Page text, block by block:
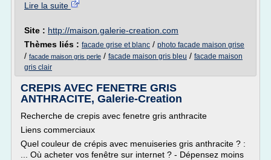
Lire la suite
Site : http://maison.galerie-creation.com
Thèmes liés : facade grise et blanc / photo facade maison grise
/ facade maison gris perle / facade maison gris bleu / facade maison
gris clair
CREPIS AVEC FENETRE GRIS
ANTHRACITE, Galerie-Creation
Recherche de crepis avec fenetre gris anthracite
Liens commerciaux
Quel couleur de crépis avec menuiseries gris anthracite ? :
... Où acheter vos fenêtre sur internet ? - Dépensez moins